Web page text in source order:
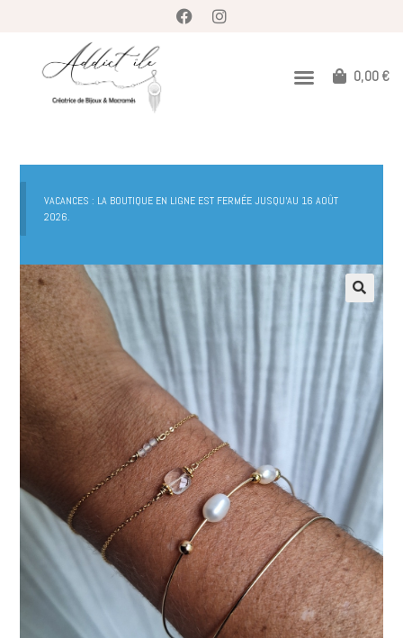
0,00 €
VACANCES : LA BOUTIQUE EN LIGNE EST FERMÉE JUSQU'AU 16 AOÛT
2026.